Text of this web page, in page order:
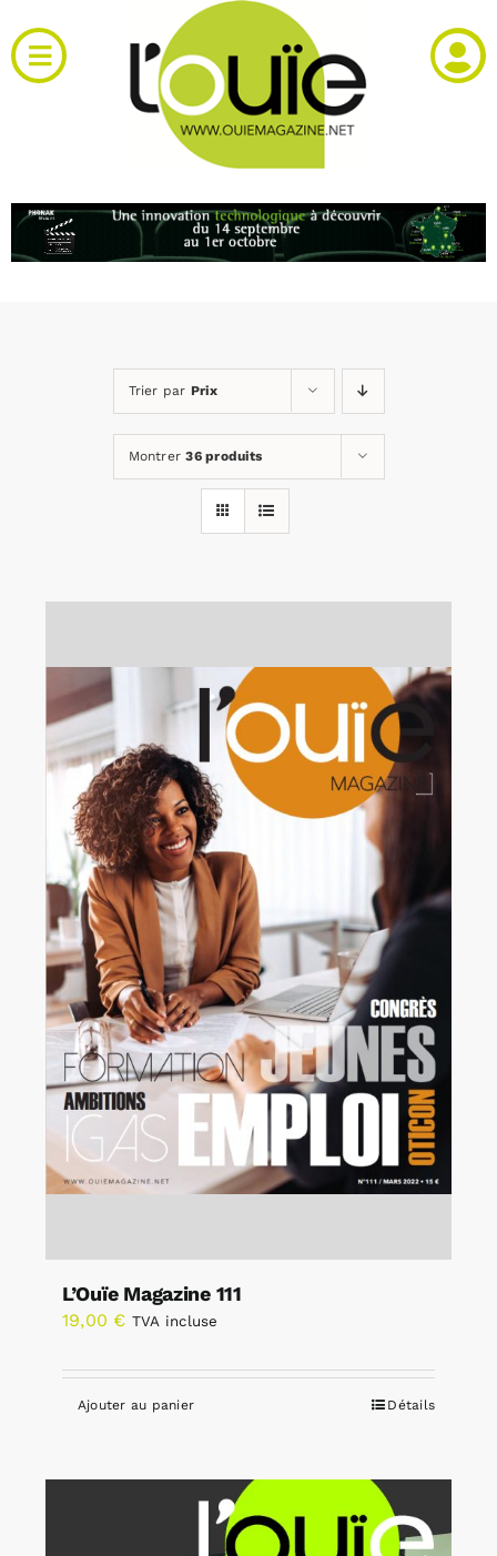
au
contenu
Toggle
Navigation
RH et emploi
Trier par Prix
Montrer36 produits
L’Ouïe Magazine 111
19,00 € TVA incluse
Ajouter au panier Détails